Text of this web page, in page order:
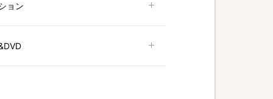
ョン